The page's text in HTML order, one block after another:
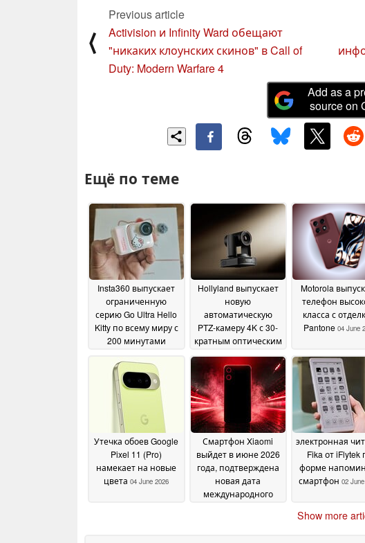
⟨
Previous article
Activision и Infinity Ward обещают
"никаких клоунских скинов" в Call of
Duty: Modern Warfare 4
Add as a
source on
Ещё по теме
Insta360 выпускает
ограниченную
серию Go Ultra Hello
Kitty по всему миру с
200 минутами
Hollyland выпускает
новую
автоматическую
PTZ-камеру 4K с 30-
кратным оптическим
05 June 2026
Motorola
телефон
класса с
Pantone 04 June
Утечка обоев Google
Pixel 11 (Pro)
намекает на новые
цвета 04 June 2026
Смартфон Xiaomi
выйдет в июне 2026
года, подтверждена
новая дата
международного
электронная
Fika от iFlytek
форме
смартфон 02
Show more